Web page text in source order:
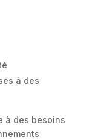
à des
à des besoins